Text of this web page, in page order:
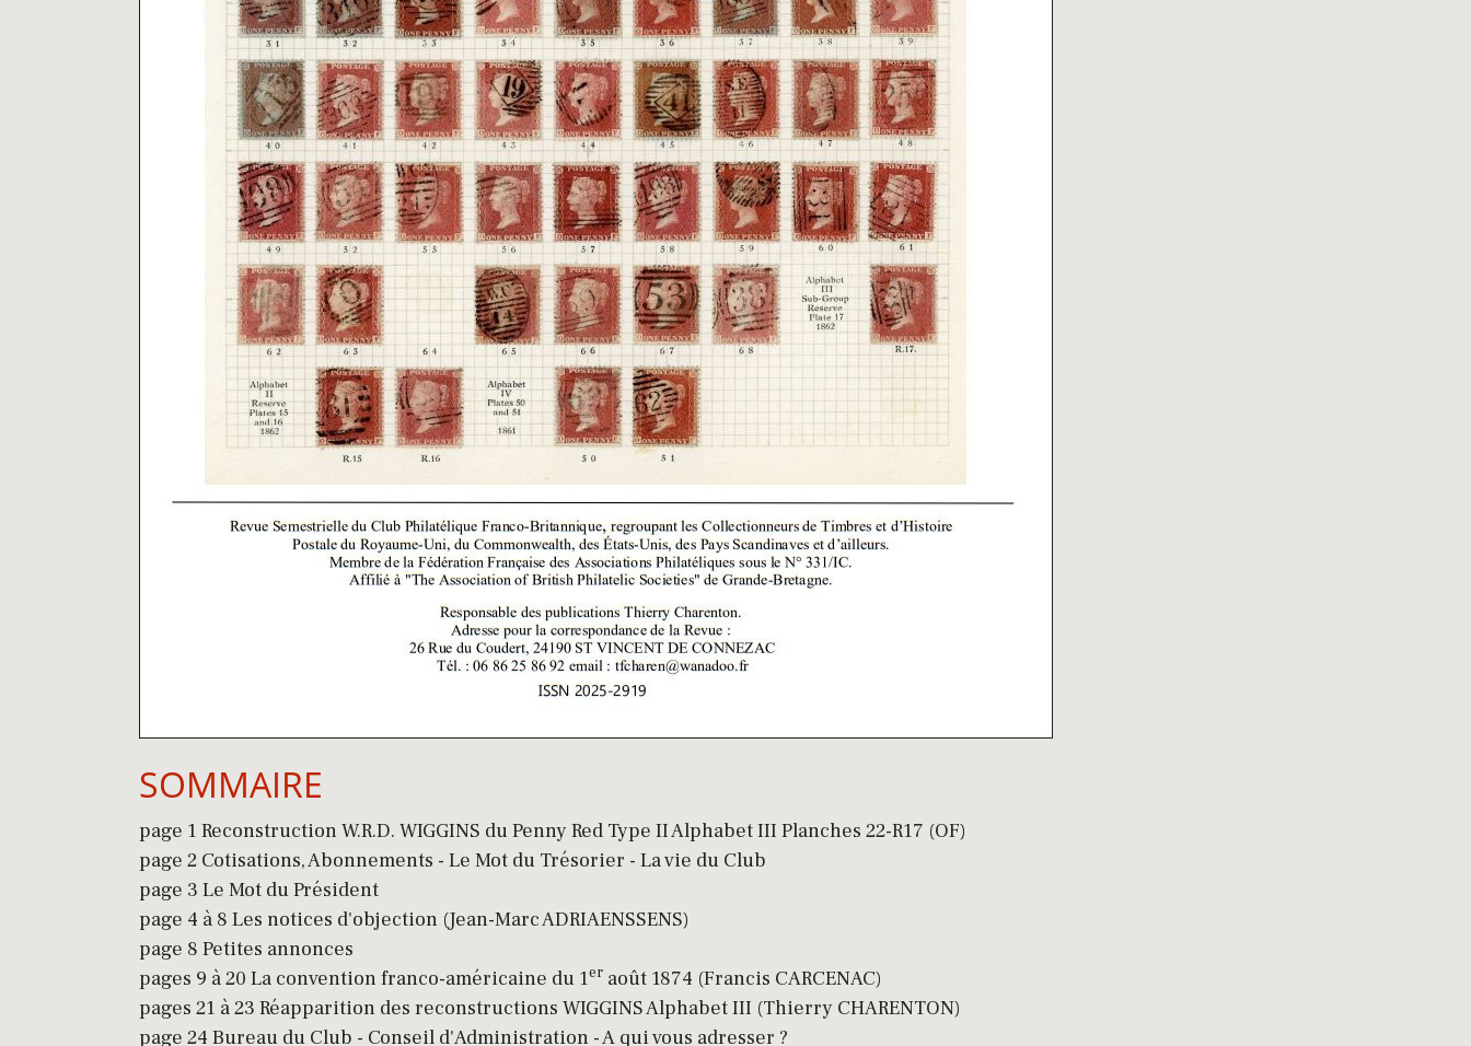
SOMMAIRE
page 1 Reconstruction W.R.D. WIGGINS du Penny Red Type II Alphabet III Planches 22-R17 (OF)
page 2 Cotisations, Abonnements - Le Mot du Trésorier - La vie du Club
page 3 Le Mot du Président
page 4 à 8 Les notices d'objection (Jean-Marc ADRIAENSSENS)
page 8 Petites annonces
pages 9 à 20 La convention franco-américaine du 1er août 1874 (Francis CARCENAC)
pages 21 à 23 Réapparition des reconstructions WIGGINS Alphabet III (Thierry CHARENTON)
page 24 Bureau du Club - Conseil d'Administration - A qui vous adresser ?